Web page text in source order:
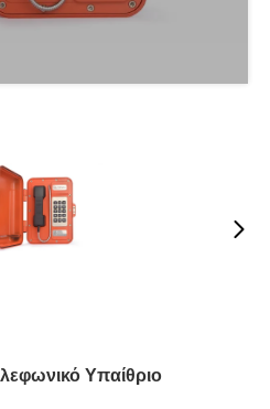
Υπαίθριο